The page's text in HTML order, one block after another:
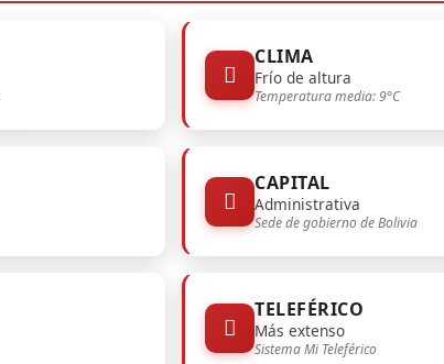
CLIMA
Frío de altura
Temperatura media: 9°C
CAPITAL
Administrativa
Sede de gobierno de Bolivia
TELEFÉRICO
Más extenso
Sistema Mi Teleférico